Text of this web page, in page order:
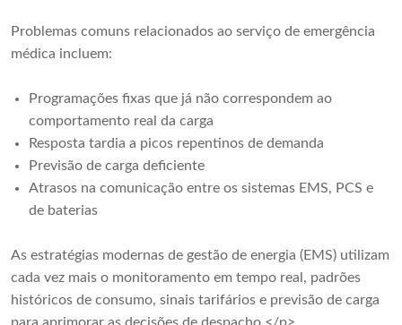
Problemas comuns relacionados ao serviço de emergência
médica incluem:
Programações fixas que já não correspondem ao
comportamento real da carga
Resposta tardia a picos repentinos de demanda
Previsão de carga deficiente
Atrasos na comunicação entre os sistemas EMS, PCS e
de baterias
As estratégias modernas de gestão de energia (EMS) utilizam
cada vez mais o monitoramento em tempo real, padrões
históricos de consumo, sinais tarifários e previsão de carga